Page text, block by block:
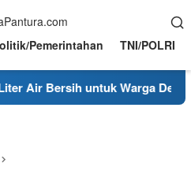
Pemerintahan TNI/POLRI
Bersih untuk Warga Desa